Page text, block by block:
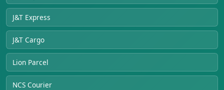
J&T Express
J&T Cargo
Lion Parcel
NCS Courier